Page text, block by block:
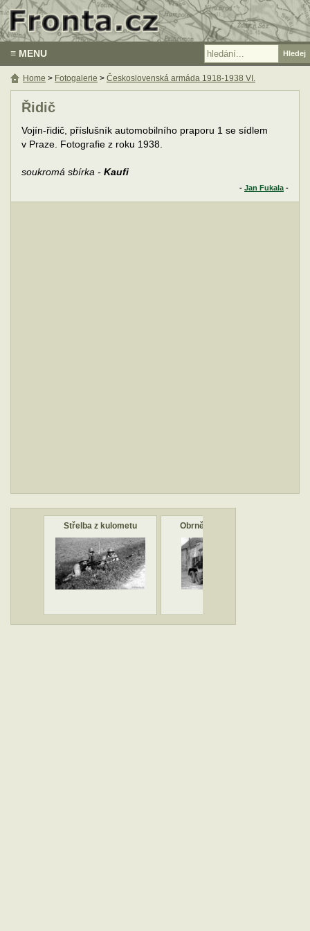
≡ MENU
Řidič
Vojín-řidič, příslušník automobilního praporu 1 se sídlem
v Praze. Fotografie z roku 1938.
soukromá sbírka - Kaufi
- Jan Fukala -
Střelba z kulometu Obrněný automobil
Home > Fotogalerie > Československá armáda 1918-1938 VI.